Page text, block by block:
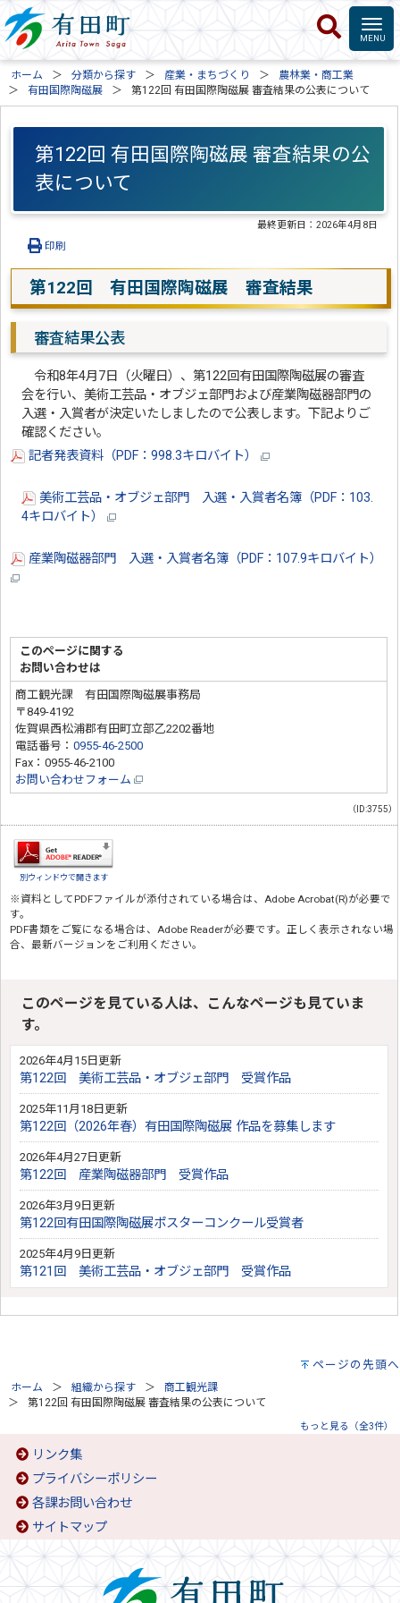
ホーム 分類から探す 産業・まちづくり
農林業・商工業
有田国際陶磁展
第122回 有田国際陶磁展 審査結果の公表について
第122回 有田国際陶磁展 審査結果の公
表について
最終更新日：2026年4月8日
印刷
第122回 有田国際陶磁展 審査結果
審査結果公表
令和8年4月7日（火曜日）、第122回有田国際陶磁展の審査
会を行い、美術工芸品・オブジェ部門および産業陶磁器部門の
入選・入賞者が決定いたしましたので公表します。下記よりご
確認ください。
記者発表資料（PDF：998.3キロバイト）
美術工芸品・オブジェ部門 入選・入賞者名簿（PDF：103.
4キロバイト）
産業陶磁器部門 入選・入賞者名簿（PDF：107.9キロバイト）
このページに関する
お問い合わせは
商工観光課 有田国際陶磁展事務局
〒849-4192
佐賀県西松浦郡有田町立部乙2202番地
電話番号：0955-46-2500
Fax：0955-46-2100
お問い合わせフォーム
（ID:3755）
別ウィンドウで開きます
※資料としてPDFファイルが添付されている場合は、 Adobe Acrobat(R)が必要で
す。
PDF書類をご覧になる場合は、 Adobe Readerが必要です。正しく表示されない場
合、最新バージョンをご利用ください。
このページを見ている人は、こんなページも見ていま
す。
2026年4月15日更新
第122回 美術工芸品・オブジェ部門 受賞作品
2025年11月18日更新
​​​​第122回（2026年春）有田国際陶磁展 作品を募集します
2026年4月27日更新
第122回 産業陶磁器部門 受賞作品
2026年3月9日更新
第122回有田国際陶磁展ポスターコンクール受賞者
2025年4月9日更新
第121回 美術工芸品・オブジェ部門 受賞作品
ページの先頭へ
ホーム 組織から探す
商工観光課
第122回 有田国際陶磁展 審査結果の公表について
もっと見る（全3件）
リンク集
プライバシーポリシー
各課お問い合わせ
サイトマップ